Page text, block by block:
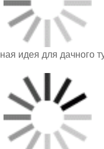
идея для дачного